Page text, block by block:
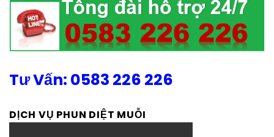
Tư Vấn: 0583 226 226
DỊCH VỤ PHUN DIỆT MUỖI